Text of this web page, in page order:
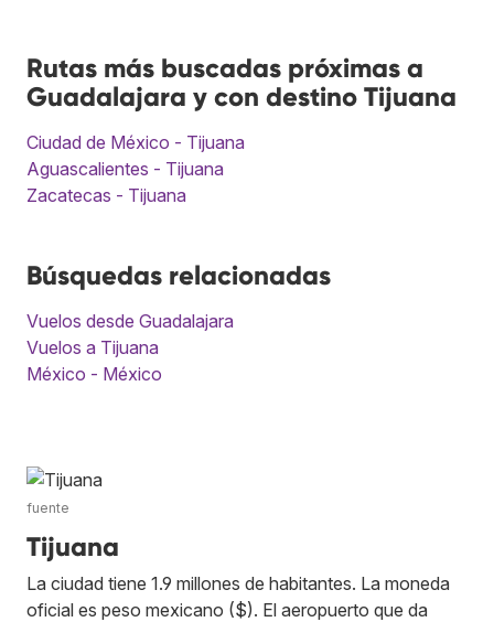
Rutas más buscadas próximas a
Guadalajara y con destino Tijuana
Ciudad de México - Tijuana
Aguascalientes - Tijuana
Zacatecas - Tijuana
Búsquedas relacionadas
Vuelos desde Guadalajara
Vuelos a Tijuana
México - México
fuente
Tijuana
La ciudad tiene 1.9 millones de habitantes. La moneda
oficial es peso mexicano ($). El aeropuerto que da